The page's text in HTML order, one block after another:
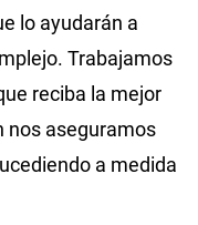
lo ayudarán a
Trabajamos
reciba la mejor
nos aseguramos
a medida